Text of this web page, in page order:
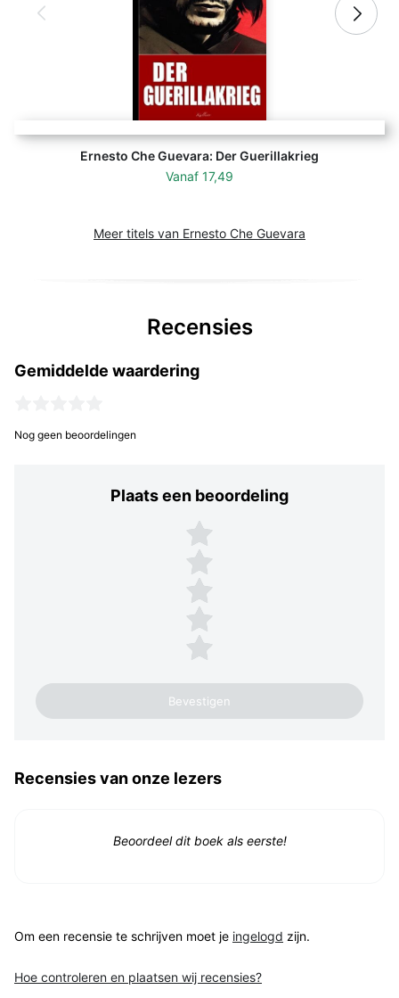
Ernesto Che Guevara: Der Guerillakrieg
Vanaf 17,49
Meer titels van Ernesto Che Guevara
Recensies
Gemiddelde waardering
Nog geen beoordelingen
Plaats een beoordeling
Plaats een beoordeling
5 sterren
4 sterren
3 sterren
2 sterren
1 ster
Recensies van onze lezers
Beoordeel dit boek als eerste!
Om een recensie te schrijven moet je ingelogd zijn.
Hoe controleren en plaatsen wij recensies?